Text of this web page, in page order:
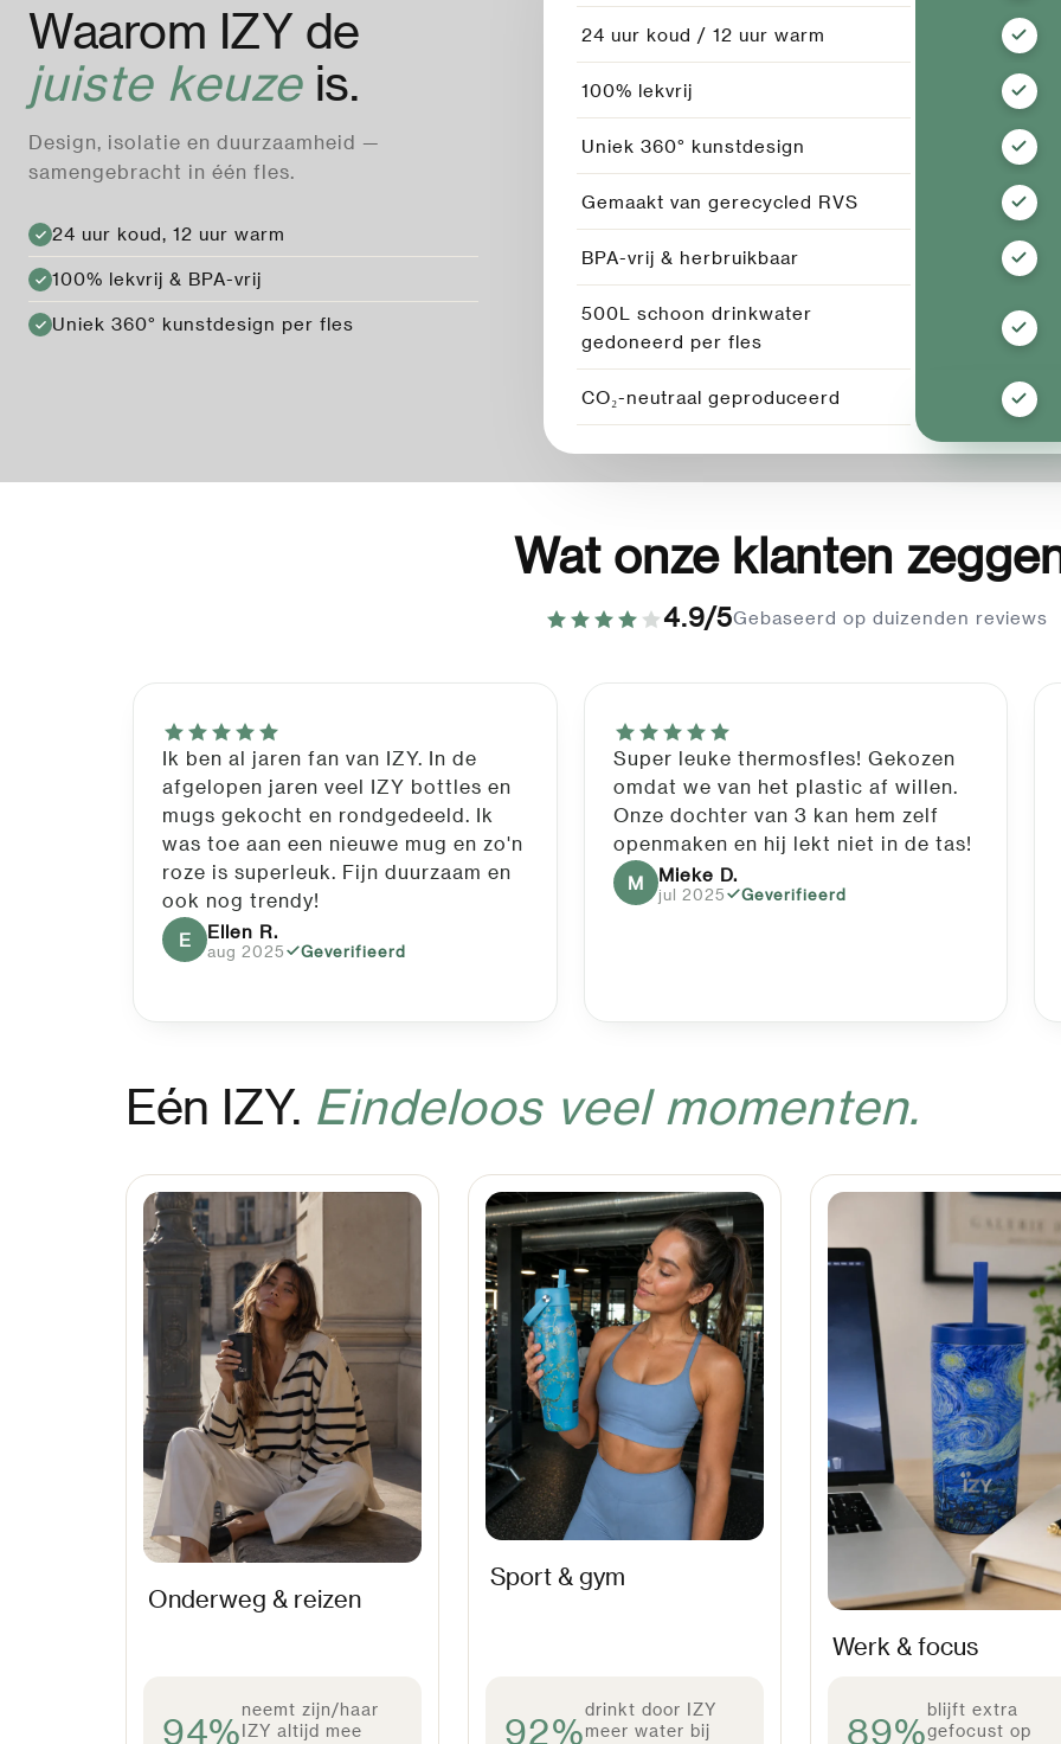
Waarom IZY de
juiste keuzeis.
Design, isolatie en duurzaamheid —
samengebracht in één fles.
24 uur koud, 12 uur warm
100% lekvrij & BPA-vrij
Uniek 360° kunstdesign per fles
24 uur koud / 12 uur warm
100% lekvrij
Uniek 360° kunstdesign
Gemaakt van gerecycled RVS
BPA-vrij & herbruikbaar
500L schoon drinkwater
gedoneerd per fles
CO₂-neutraal geproduceerd
Wat onze klanten
4.9/5Gebaseerd op duizenden reviews
Ik ben al jaren fan van IZY. In de
afgelopen jaren veel IZY bottles en
mugs gekocht en rondgedeeld. Ik
was toe aan een nieuwe mug en zo'n
roze is superleuk. Fijn duurzaam en
ook nog trendy!
E Ellen R.
aug 2025 Geverifieerd
Super leuke thermosfles! Gekozen
omdat we van het plastic af willen.
Onze dochter van 3 kan hem zelf
openmaken en hij lekt niet in de tas!
M Mieke D.
jul 2025 Geverifieerd
Eén IZY. Eindeloos veel momenten.
Onderweg & reizen
94%neemt zijn/haar
IZY altijd mee
Sport & gym
92%drinkt door IZY
meer water bij
Werk & focus
89% blijft extra
gefocust op